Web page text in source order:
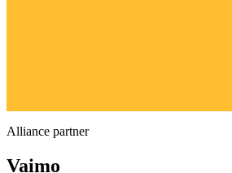
Alliance partner
Vaimo